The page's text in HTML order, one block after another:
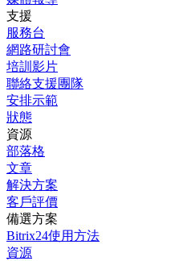
支援
服務台
網路研討會
培訓影片
聯絡支援團隊
安排示範
狀態
資源
部落格
文章
解決方案
客戶評價
備選方案
Bitrix24使用方法
資源